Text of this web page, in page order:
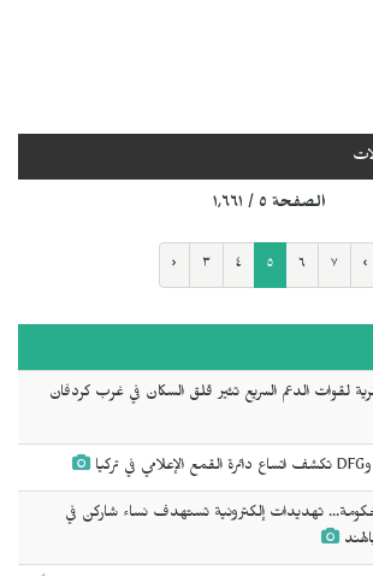
الصفحة ٥ / ١٬٦٦١
‹ ٣ ٤ ٥ ٦ ٧ ›
لقوات الدعم السريع تثير قلق السكان في غرب كردفان
تهديدات إلكترونية تستهدف نساء شاركن في